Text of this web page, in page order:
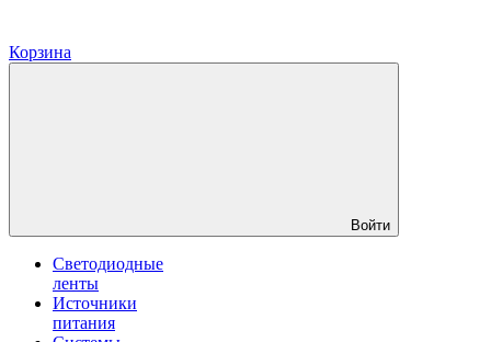
Корзина
Войти
Светодиодные
ленты
Источники
питания